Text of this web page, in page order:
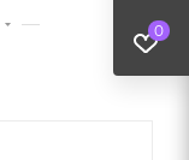
— 0